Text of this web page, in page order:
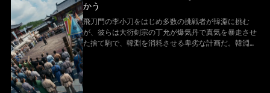
かう
飛刀門の李小刀をはじめ多数の挑戦者が韓淵に挑む
が、彼らは大衍剣宗の丁允が爆気丹で真気を暴走させ
た捨て駒で、韓淵を消耗させる卑劣な計画だ。韓淵は
圧倒的な強さで相手を制し、丁允に全員一気に来るよ
う迫る様子が必見！